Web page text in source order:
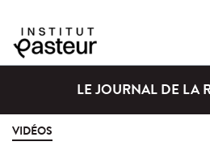
LE JOURNAL DE LA
VIDÉOS